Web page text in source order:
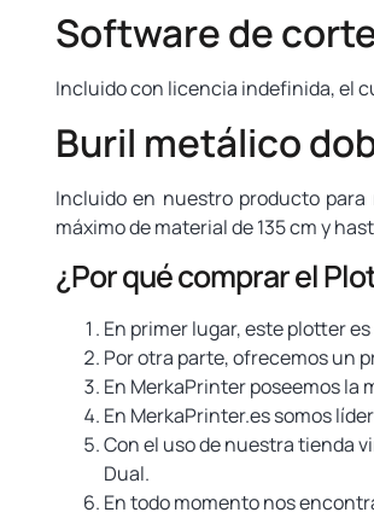
Software de
Incluido con licencia indefinida, el
Buril metálico
Incluido en nuestro producto
máximo de material de 135 cm y
¿Por qué comprar el
En primer lugar, este plotter
Por otra parte, ofrecemos un
En MerkaPrinter poseemos la
En MerkaPrinter.es somos
Con el uso de nuestra tienda
Dual.
En todo momento nos